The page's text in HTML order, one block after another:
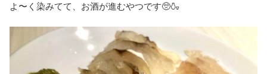
よ〜く染みてて、お酒が進むやつです🥺🍶